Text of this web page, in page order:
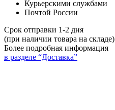
Курьерскими службами
Почтой России
Срок отправки 1-2 дня
(при наличии товара на складе)
Более подробная информация
в разделе “Доставка”